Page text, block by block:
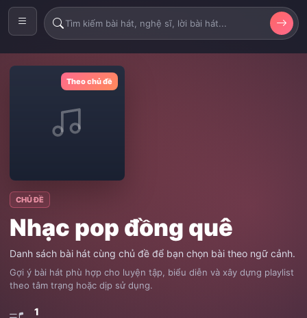
Theo chủ đề
CHỦ ĐỀ
Nhạc pop đồng quê
Danh sách bài hát cùng chủ đề để bạn chọn bài theo ngữ cảnh.
Gợi ý bài hát phù hợp cho luyện tập, biểu diễn và xây dựng playlist
theo tâm trạng hoặc dịp sử dụng.
1